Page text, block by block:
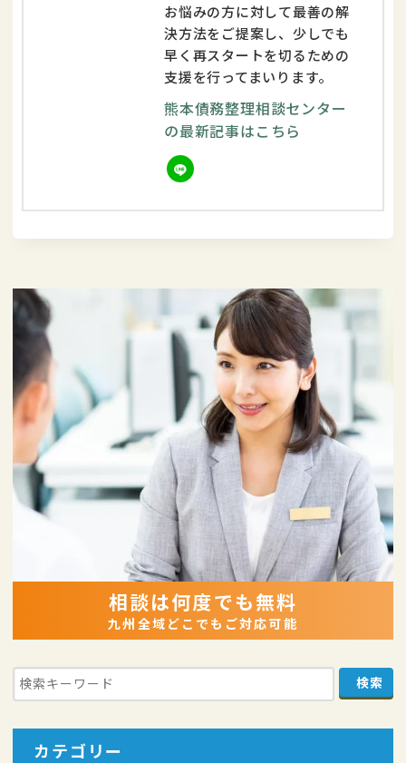
お悩みの方に対して最善の解
決方法をご提案し、少しでも
早く再スタートを切るための
支援を行ってまいります。
熊本債務整理相談センター
の最新記事はこちら
相談は何度でも無料
九州全域どこでもご対応可能
カテゴリー